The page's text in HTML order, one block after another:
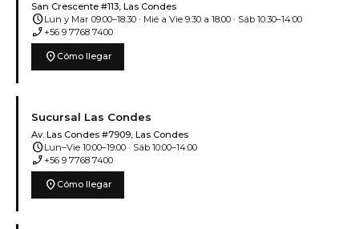
San Crescente #113, Las Condes
scheduleLun y Mar 09:00–18:30 · Mié a Vie 9:30 a 18:00 · Sáb 10:30–14:00
phone_enabled +56 9 7768 7400
location_on Cómo llegar
Sucursal Las Condes
Av. Las Condes #7909, Las Condes
scheduleLun–Vie 10:00–19:00 · Sáb 10:00–14:00
phone_enabled +56 9 7768 7400
location_on Cómo llegar